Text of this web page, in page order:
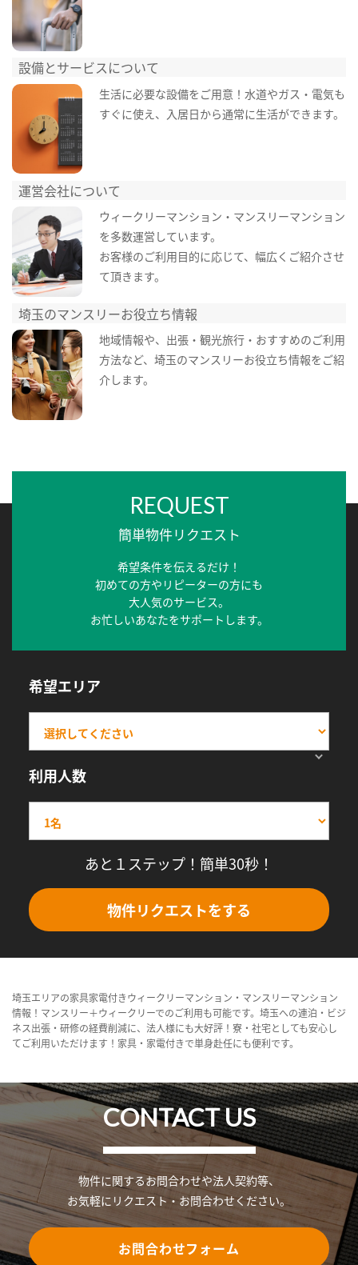
設備とサービスについて
生活に必要な設備をご用意！水道やガス・電気も
すぐに使え、入居日から通常に生活ができます。
運営会社について
ウィークリーマンション・マンスリーマンション
を多数運営しています。
お客様のご利用目的に応じて、幅広くご紹介させ
て頂きます。
埼玉のマンスリーお役立ち情報
地域情報や、出張・観光旅行・おすすめのご利用
方法など、埼玉のマンスリーお役立ち情報をご紹
介します。
REQUEST
簡単物件リクエスト
希望条件を伝えるだけ！
初めての方やリピーターの方にも
大人気のサービス。
お忙しいあなたをサポートします。
希望エリア
利用人数
あと１ステップ！簡単30秒！
物件リクエストをする
埼玉エリアの家具家電付きウィークリーマンション・マンスリーマンション
情報！マンスリー＋ウィークリーでのご利用も可能です。埼玉への連泊・ビジ
ネス出張・研修の経費削減に、法人様にも大好評！寮・社宅としても安心し
てご利用いただけます！家具・家電付きで単身赴任にも便利です。
CONTACT US
物件に関するお問合わせや法人契約等、
お気軽にリクエスト・お問合わせください。
お問合わせフォーム